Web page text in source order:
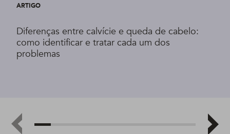
ARTIGO
Diferenças entre calvície e queda de cabelo:
como identificar e tratar cada um dos
problemas